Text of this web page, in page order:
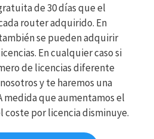
de 30 días que el
router adquirido. En
se pueden adquirir
En cualquier caso si
de licencias diferente
y te haremos una
medida que aumentamos el
coste por licencia disminuye.